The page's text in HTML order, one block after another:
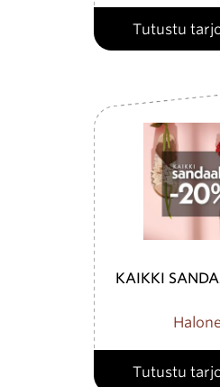
Tutustu
KAIKKI
Tutustu